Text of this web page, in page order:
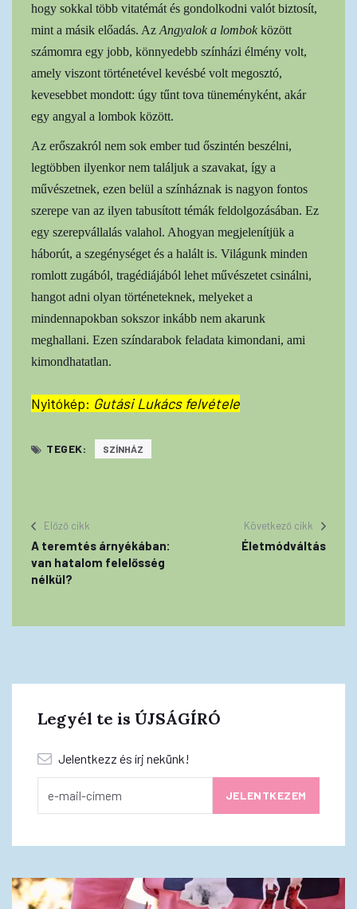
hogy sokkal több vitatémát és gondolkodni valót biztosít,
mint a másik előadás. Az Angyalok a lombok között
számomra egy jobb, könnyedebb színházi élmény volt,
amely viszont történetével kevésbé volt megosztó,
kevesebbet mondott: úgy tűnt tova tüneményként, akár
egy angyal a lombok között.
Az erőszakról nem sok ember tud őszintén beszélni,
legtöbben ilyenkor nem találjuk a szavakat, így a
művészetnek, ezen belül a színháznak is nagyon fontos
szerepe van az ilyen tabusított témák feldolgozásában. Ez
egy szerepvállalás valahol. Ahogyan megjelenítjük a
háborút, a szegénységet és a halált is. Világunk minden
romlott zugából, tragédiájából lehet művészetet csinálni,
hangot adni olyan történeteknek, melyeket a
mindennapokban sokszor inkább nem akarunk
meghallani. Ezen színdarabok feladata kimondani, ami
kimondhatatlan.
Nyitókép: Gutási Lukács felvétele
TEGEK: SZÍNHÁZ
Előző cikk
A teremtés árnyékában:
van hatalom felelősség
nélkül?
Következő cikk
Életmódváltás
Legyél te is ÚJSÁGÍRÓ
Jelentkezz és írj nekünk!